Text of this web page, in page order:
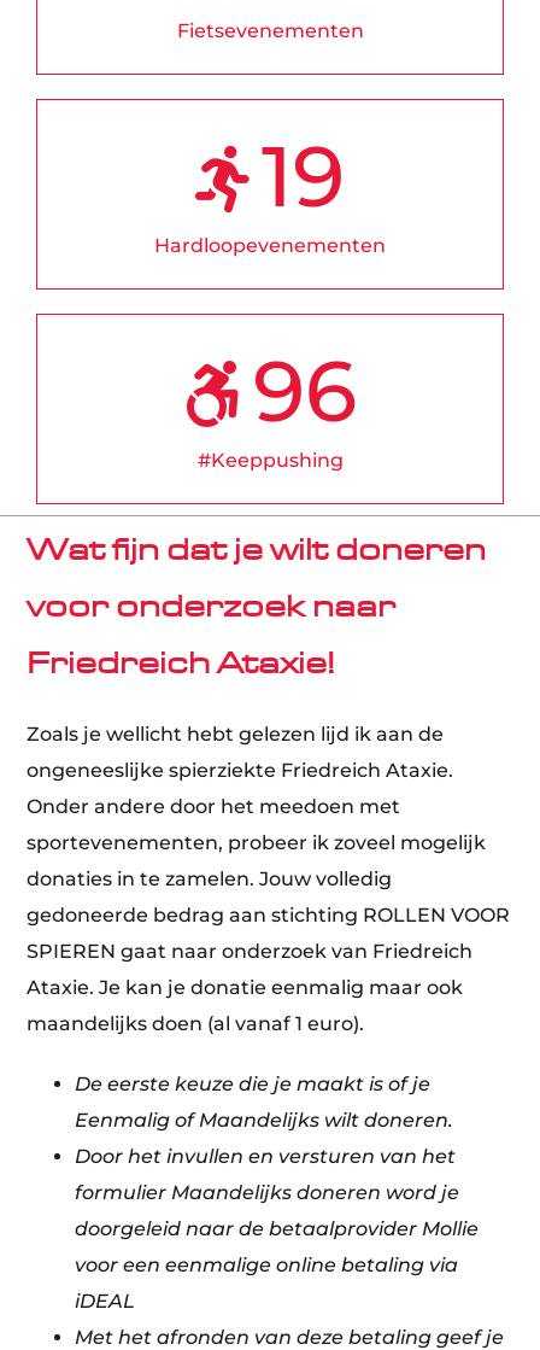
Fietsevenementen
19
Hardloopevenementen
96
#Keeppushing
Wat fijn dat je wilt doneren
voor onderzoek naar
Friedreich Ataxie!
Zoals je wellicht hebt gelezen lijd ik aan de
ongeneeslijke spierziekte Friedreich Ataxie.
Onder andere door het meedoen met
sportevenementen, probeer ik zoveel mogelijk
donaties in te zamelen. Jouw volledig
gedoneerde bedrag aan stichting ROLLEN VOOR
SPIEREN gaat naar onderzoek van Friedreich
Ataxie. Je kan je donatie eenmalig maar ook
maandelijks doen (al vanaf 1 euro).
De eerste keuze die je maakt is of je
Eenmalig of Maandelijks wilt doneren.
Door het invullen en versturen van het
formulier Maandelijks doneren word je
doorgeleid naar de betaalprovider Mollie
voor een eenmalige online betaling via
iDEAL
Met het afronden van deze betaling geef je